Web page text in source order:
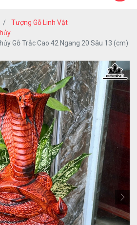
Tượng Gỗ Linh Vật
Gỗ Trắc Cao 42 Ngang 20 Sâu 13 (cm)